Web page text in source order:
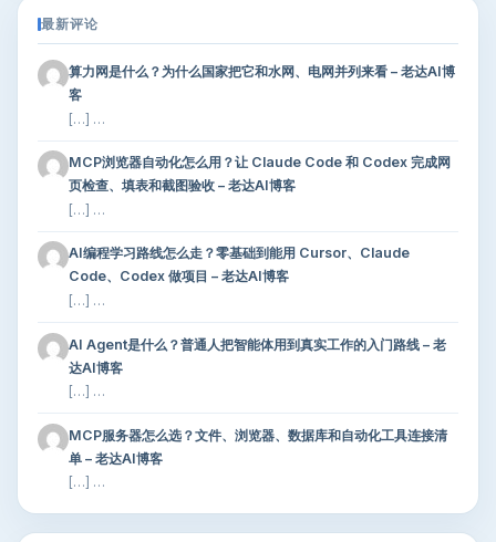
最新评论
算力网是什么？为什么国家把它和水网、电网并列来看 – 老达AI博
客
[…] …
MCP浏览器自动化怎么用？让 Claude Code 和 Codex 完成网
页检查、填表和截图验收 – 老达AI博客
[…] …
AI编程学习路线怎么走？零基础到能用 Cursor、Claude
Code、Codex 做项目 – 老达AI博客
[…] …
AI Agent是什么？普通人把智能体用到真实工作的入门路线 – 老
达AI博客
[…] …
MCP服务器怎么选？文件、浏览器、数据库和自动化工具连接清
单 – 老达AI博客
[…] …